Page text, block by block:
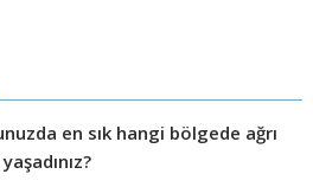
en sık hangi bölgede ağrı
yaşadınız?